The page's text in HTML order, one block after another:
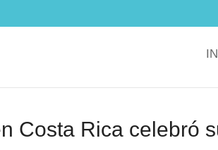
Costa Rica celebró